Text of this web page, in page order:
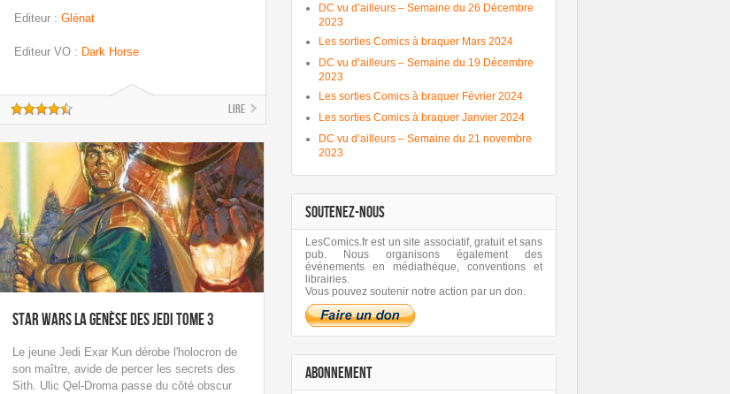
Editeur : Glénat
Editeur VO : Dark Horse
Lire
Star Wars La Genèse des Jedi tome 3
Le jeune Jedi Exar Kun dérobe l'holocron de
son maître, avide de percer les secrets des
Sith. Ulic Qel-Droma passe du côté obscur
DC vu d’ailleurs – Semaine du 26 Décembre
2023
Les sorties Comics à braquer Mars 2024
DC vu d’ailleurs – Semaine du 19 Décembre
2023
Les sorties Comics à braquer Février 2024
Les sorties Comics à braquer Janvier 2024
DC vu d’ailleurs – Semaine du 21 novembre
2023
SOUTENEZ-NOUS
LesComics.fr est un site associatif, gratuit et sans
pub. Nous organisons également des
événements en médiathèque, conventions et
librairies.
Vous pouvez soutenir notre action par un don.
ABONNEMENT